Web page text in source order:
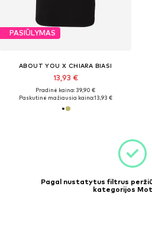
PASIŪLYMAS
ABOUT YOU X CHIARA BIASI
13,93 €
Pradinė kaina: 39,90 €
Paskutinė mažiausia kaina:13,93 €
Pagal nustatytus filtrus
kategorijos